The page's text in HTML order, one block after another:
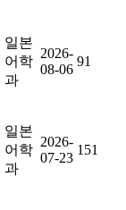
일본
어학
과
2026-
08-06
91
일본
어학
과
2026-
07-23
151